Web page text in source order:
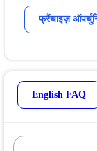
फ्रैंचाइज़
English FAQ